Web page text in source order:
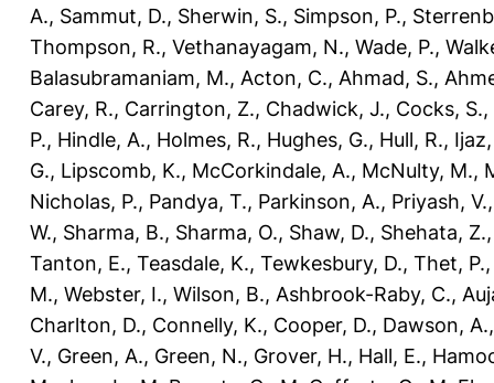
A., Sammut, D., Sherwin, S., Simpson, P.,
Thompson, R., Vethanayagam, N., Wade, P.,
Balasubramaniam, M., Acton, C., Ahmad, S.,
Carey, R., Carrington, Z., Chadwick, J., Cocks, S.,
P., Hindle, A., Holmes, R., Hughes, G., Hull, R.,
G., Lipscomb, K., McCorkindale, A., McNulty, M.,
Nicholas, P., Pandya, T., Parkinson, A., Priyash, V.
W., Sharma, B., Sharma, O., Shaw, D., Shehata, Z.
Tanton, E., Teasdale, K., Tewkesbury, D., Thet, P.
M., Webster, I., Wilson, B., Ashbrook-Raby, C.,
Charlton, D., Connelly, K., Cooper, D., Dawson, A.
V., Green, A., Green, N., Grover, H., Hall, E.,